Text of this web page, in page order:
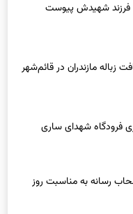
فرزند شهیدش پیوست
زباله مازندران در قائم‌شهر
فرودگاه شهدای ساری
رسانه به مناسبت روز